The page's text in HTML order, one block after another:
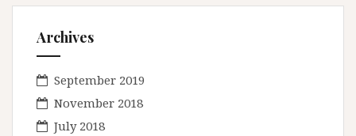
Archives
September 2019
November 2018
July 2018